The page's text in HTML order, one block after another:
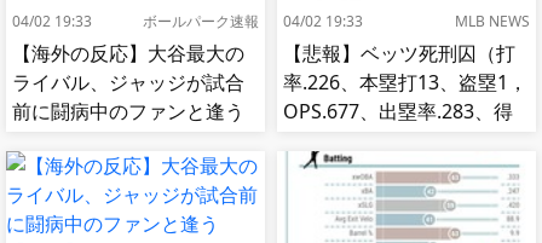
04/02 19:33 ボールパーク速報
【海外の反応】大谷最大の
ライバル、ジャッジが試合
前に闘病中のファンと逢う
04/02 19:33 MLB NEWS
【悲報】ベッツ死刑囚（打
率.226、本塁打13、盗塁1，
OPS.677、出塁率.283、得